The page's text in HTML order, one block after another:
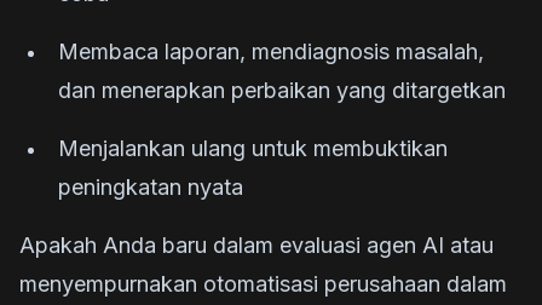
Membaca laporan, mendiagnosis masalah,
dan menerapkan perbaikan yang ditargetkan
Menjalankan ulang untuk membuktikan
peningkatan nyata
Apakah Anda baru dalam evaluasi agen AI atau
menyempurnakan otomatisasi perusahaan dalam